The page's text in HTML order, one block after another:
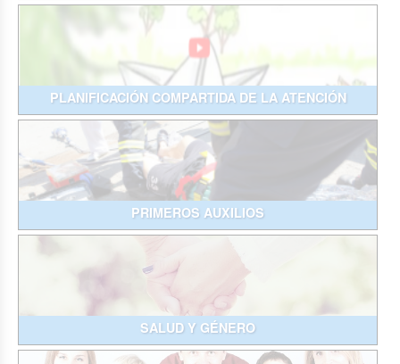
PLANIFICACIÓN COMPARTIDA DE LA ATENCIÓN
PRIMEROS AUXILIOS
SALUD Y GÉNERO